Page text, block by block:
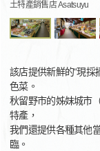
土特產銷售店 Asatsuyu
該店提供新鮮的“現採
色菜。
秋留野市的姊妹城市
特產，
我們還提供各種其他
臨。